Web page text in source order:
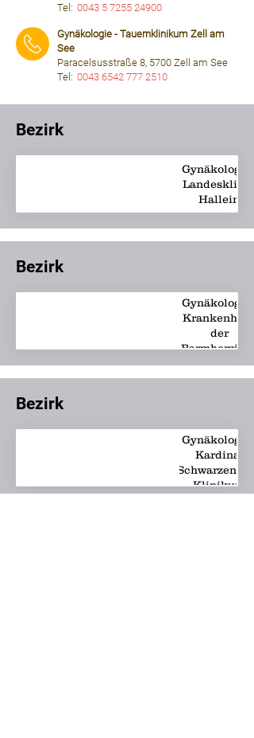
Tel: 0043 5 7255 24900
Gynäkologie - Tauernklinikum Zell am
See
Paracelsusstraße 8, 5700 Zell am See
Tel: 0043 6542 777 2510
Bezirk
Gynäkologie -
Landesklinik
Hallein
Bezirk
Gynäkologie -
Krankenhaus
der
Barmherzigen
Brüder
Salzburg
Bezirk
Gynäkologie -
Kardinal
Schwarzenberg
Klinikum